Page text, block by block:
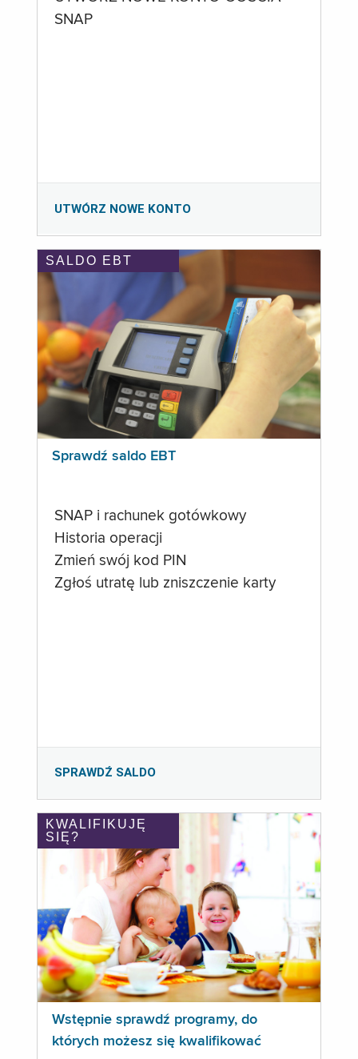
SNAP
UTWÓRZ NOWE KONTO
SALDO EBT
Sprawdź saldo EBT
SNAP i rachunek gotówkowy
Historia operacji
Zmień swój kod PIN
Zgłoś utratę lub zniszczenie karty
SPRAWDŹ SALDO
KWALIFIKUJĘ
SIĘ?
Wstępnie sprawdź programy, do
których możesz się kwalifikować